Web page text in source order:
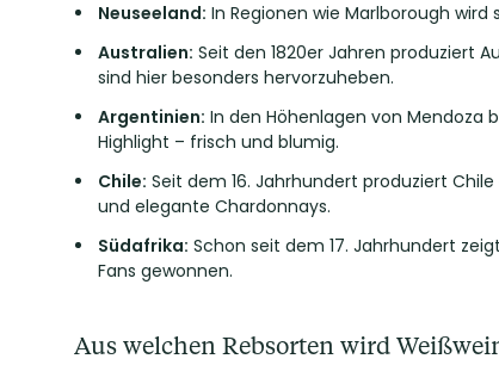
Neuseeland: In Regionen wie Marlborough
Australien: Seit den 1820er Jahren produziert
sind hier besonders hervorzuheben.
Argentinien: In den Höhenlagen von Mendoza
Highlight – frisch und blumig.
Chile: Seit dem 16. Jahrhundert produziert
und elegante Chardonnays.
Südafrika: Schon seit dem 17. Jahrhundert
Fans gewonnen.
Aus welchen Rebsorten wird